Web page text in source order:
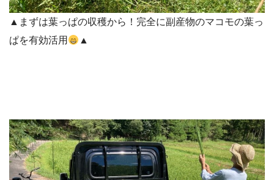
▲まずは葉っぱの収穫から！完全に副産物のマコモの葉っ
ぱを有効活用
▲